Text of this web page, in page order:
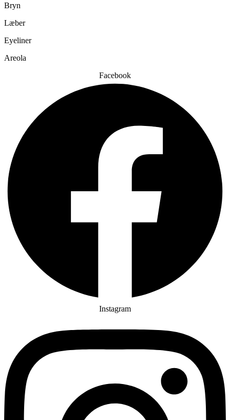
Bryn
Læber
Eyeliner
Areola
Facebook
Instagram